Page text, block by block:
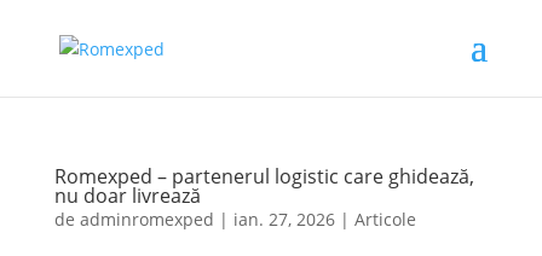
Romexped – partenerul logistic care ghidează,
nu doar livrează
de adminromexped | ian. 27, 2026| Articole